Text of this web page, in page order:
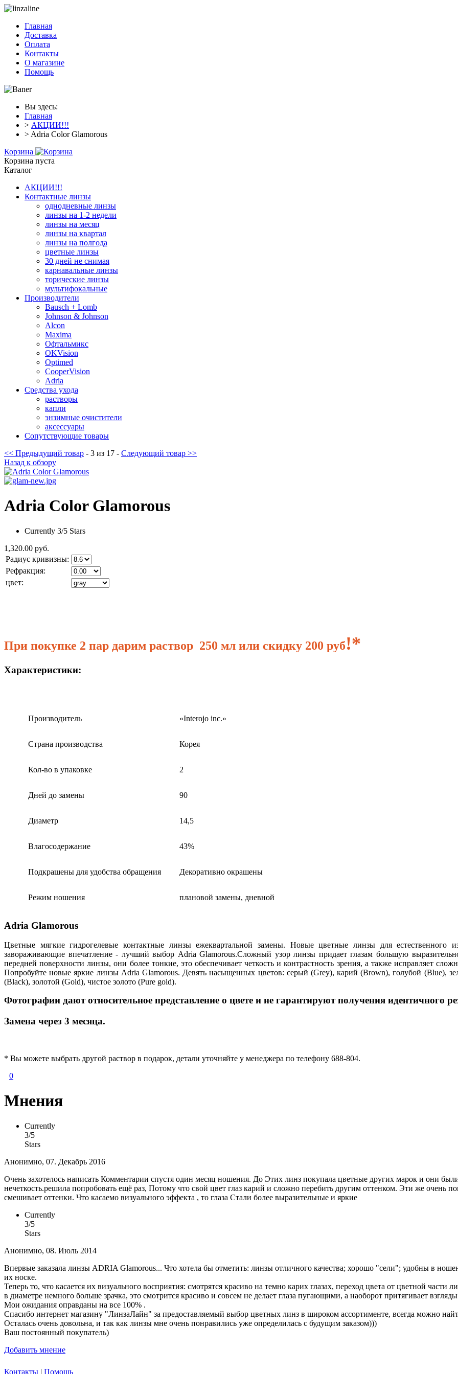
Главная
Доставка
Оплата
Контакты
О магазине
Помощь
Вы здесь:
Главная
> АКЦИИ!!!
> Adria Color Glamorous
Корзина
Корзина пуста
Каталог
АКЦИИ!!!
Контактные линзы
однодневные линзы
линзы на 1-2 недели
линзы на месяц
линзы на квартал
линзы на полгода
цветные линзы
30 дней не снимая
карнавальные линзы
торические линзы
мультифокальные
Производители
Bausch + Lomb
Johnson & Johnson
Alcon
Maxima
Офтальмикс
OKVision
Optimed
CooperVision
Adria
Средства ухода
растворы
капли
энзимные очистители
аксессуары
Сопутствующие товары
<< Предыдущий товар - 3 из 17 - Следующий товар >>
Назад к обзору
Adria Color Glamorous
Currently 3/5 Stars
1,320.00 руб.
Радиус кривизны:
Рефракция:
цвет:
При покупке 2 пар дарим раствор 250 мл или скидку 200 руб!*
Характеристики:
Производитель «Interojo inc.»
Страна производства Корея
Кол-во в упаковке 2
Дней до замены 90
Диаметр 14,5
Влагосодержание 43%
Подкрашены для удобства обращения Декоративно окрашены
Режим ношения плановой замены, дневной
Adria Glamorous
Цветные мягкие гидрогелевые контактные линзы ежеквартальной замены. Новые цветные линзы для естественного
завораживающие впечатление - лучший выбор Adria Glamorous.Сложный узор линзы придает глазам большую
передней поверхности линзы, они более тонкие, это обеспечивает четкость и контрастность зрения, а также исправляет
Попробуйте новые яркие линзы Adria Glamorous. Девять насыщенных цветов: серый (Grey), карий (Brown),голубой (Blue),
(Black), золотой (Gold), чистое золото (Pure gold).
Фотографии дают относительное представление о цвете и не гарантируют получения идентичного
Замена через 3 месяца.
* Вы можете выбрать другой раствор в подарок, детали уточняйте у менеджера по телефону 688-804.
0
Мнения
Currently
3/5
Stars
Анонимно, 07. Декабрь 2016
Очень захотелось написать Комментарии спустя один месяц ношения. До Этих линз покупала цветные других марок и они
нечеткость.решила попробовать ещё раз, Потому что свой цвет глаз карий и сложно перебить другим оттенком. Эти же очень
смешивает оттенки. Что касаемо визуального эффекта , то глаза Стали более выразительные и яркие
Currently
3/5
Stars
Анонимно, 08. Июль 2014
Впервые заказала линзы ADRIA Glamorous... Что хотела бы отметить: линзы отличного качества; хорошо "сели"; удобны в
их носке.
Теперь то, что касается их визуального восприятия: смотрятся красиво на темно карих глазах, переход цвета от цветной части
в диаметре немного больше зрачка, это смотрится красиво и совсем не делает глаза пугающими, а наоборот притягивает
Мои ожидания оправданы на все 100% .
Спасибо интернет магазину "ЛинзаЛайн" за предоставляемый выбор цветных линз в широком ассортименте, всегда можно
Осталась очень довольна, и так как линзы мне очень понравились уже определилась с будущим заказом)))
Ваш постоянный покупатель)
Добавить мнение
Контакты | Помощь